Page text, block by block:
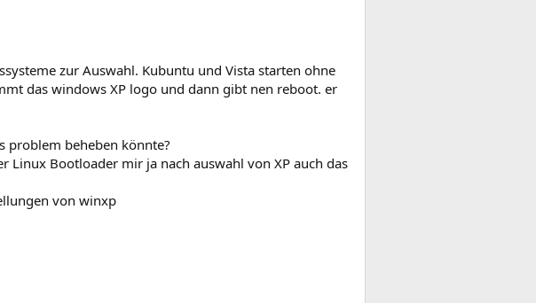
zur Auswahl. Kubuntu und Vista starten ohne
das windows XP logo und dann gibt nen reboot. er
problem beheben könnte?
Bootloader mir ja nach auswahl von XP auch das
von winxp